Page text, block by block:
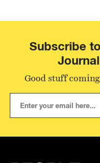
Subscribe
Good stuff